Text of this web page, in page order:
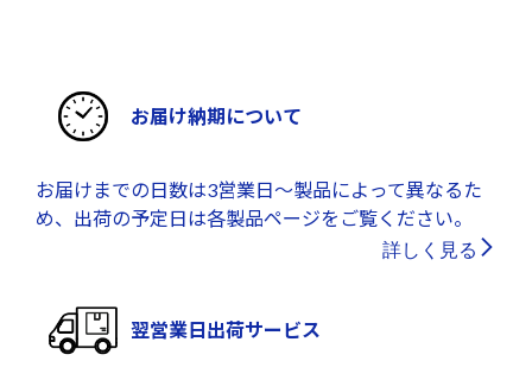
お届け納期について
お届けまでの日数は3営業日～製品によって異なるた
め、出荷の予定日は各製品ページをご覧ください。
詳しく見る
翌営業日出荷サービス